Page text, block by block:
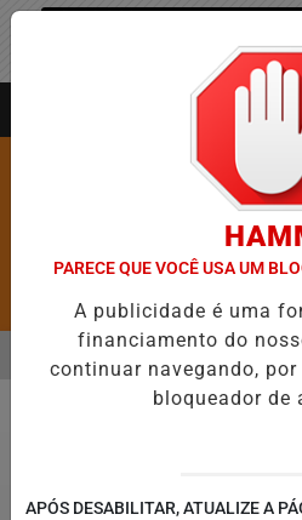
Pesquisar Notícia
EM ALTA
PARECE QUE VOCÊ USA UM
A publicidade é uma
financiamento do
continuar navegando,
bloqueador de
APÓS DESABILITAR, ATUALIZE A